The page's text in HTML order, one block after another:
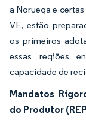
a Noruega e
VE, estão
os primeiros
essas regiões
capacidade de
Mandatos
do Produtor